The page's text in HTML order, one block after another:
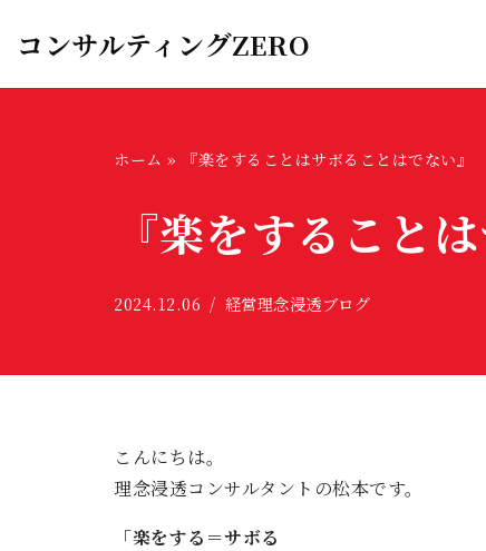
コ
ン
コンサルティングZERO
ホーム » 『楽をすることはサボることはでない』
『楽をすること
2024.12.06 経営理念浸透ブログ
こんにちは。
理念浸透コンサルタントの松本です。
「楽をする＝サボる